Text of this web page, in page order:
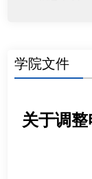
学院文件
关于调